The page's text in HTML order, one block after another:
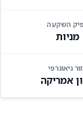
השקעה
מניות
גיאוגרפי
אמריקה